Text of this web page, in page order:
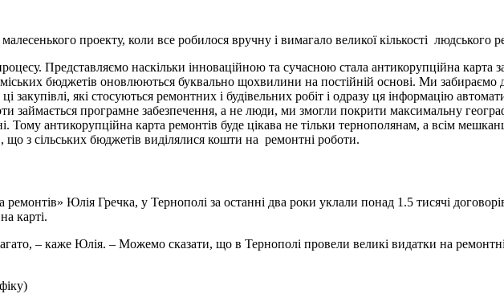
проекту, коли все робилося вручну і вимагало великої кількості людського
Представляємо наскільки інноваційною та сучасною стала антикорупційна карта
бюджетів оновлюються буквально щохвилини на постійній основі. Ми забираємо
закупівлі, які стосуються ремонтних і будівельних робіт і одразу ця інформацію
займається програмне забезпечення, а не люди, ми змогли покрити максимальну
Тому антикорупційна карта ремонтів буде цікава не тільки тернополянам, а всім
з сільських бюджетів виділялися кошти на ремонтні роботи.
Юлія Гречка, у Тернополі за останні два роки уклали понад 1.5 тисячі
карті.
– каже Юлія. – Можемо сказати, що в Тернополі провели великі видатки на ремонтні